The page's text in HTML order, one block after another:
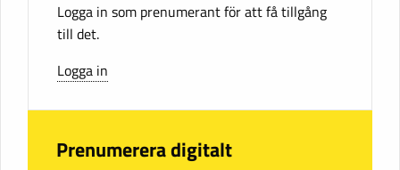
Logga in som prenumerant för att få tillgång
till det.
Logga in
Prenumerera digitalt